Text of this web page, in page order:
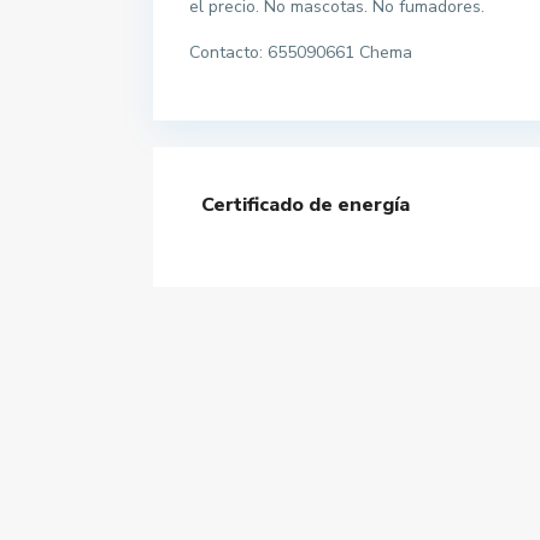
el precio. No mascotas. No fumadores.
Contacto: 655090661 Chema
Certificado de energía